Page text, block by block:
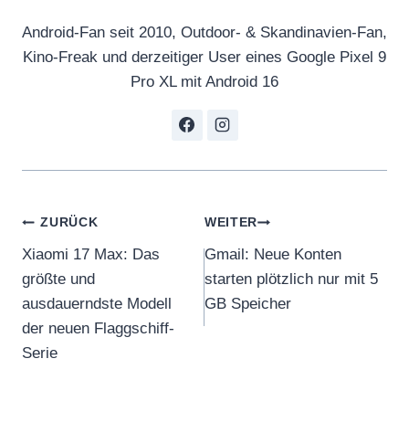
Android-Fan seit 2010, Outdoor- & Skandinavien-Fan,
Kino-Freak und derzeitiger User eines Google Pixel 9
Pro XL mit Android 16
Beitragsnavigation
ZURÜCK
Xiaomi 17 Max: Das
größte und
ausdauerndste Modell
der neuen Flaggschiff-
Serie
WEITER
Gmail: Neue Konten
starten plötzlich nur mit 5
GB Speicher